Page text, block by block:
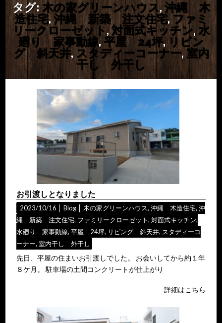
タグ:木の家グリーンハウス,沖縄 木
造住宅,沖縄 新築 注文住宅,ファミ
リークローゼット,対面式キッチン, 水
廻り 家事動線,平屋 24坪,リビン
グ 斜天井, スタディーコーナー,室内
干し 外干し
お引渡しとなりました
2023/10/16 │Blog │木の家グリーンハウス,沖縄 木造住宅,沖
縄 新築 注文住宅, ファミリークローゼット,対面式キッチン,
水廻り 家事動線,平屋 24坪, リビング 斜天井, スタディーコ
ーナー,室内干し 外干し
先日、平屋の住まいお引渡しでした。 お会いしてから約１年
８ケ月。 駐車場の土間コンクリートが仕上がり
詳細はこちら